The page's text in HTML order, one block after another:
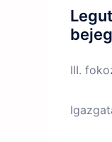
III.